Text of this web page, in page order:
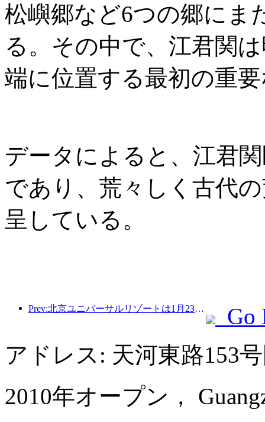
松嶼郷など6つの郷にま
る。その中で、江君関
端に位置する最初の重
データによると、江君
であり、荒々しく古代
呈している。
Prev:北京ユニバーサルリゾートは1月23日から40日間にわたってユニバーサル旧正月イベントを開催する。
Go
アドレス: 天河東路153
2010年オープン，